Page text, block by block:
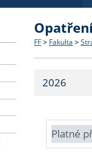
Struktura
Strategie
Fakultní
Co
Učitelské
O vědě a
Aktuální
FF > Fakulta >
2026
Platné